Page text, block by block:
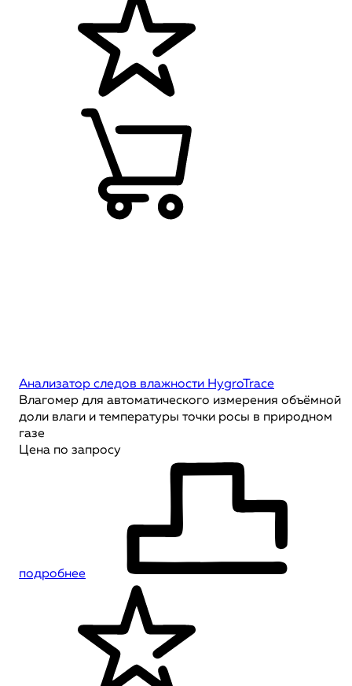
Анализатор следов влажности HygroTrace
Влагомер для автоматического измерения объёмной
доли влаги и температуры точки росы в природном
газе
Цена по запросу
подробнее